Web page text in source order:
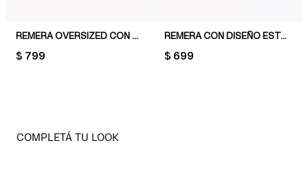
REMERA OVERSIZED CON DISEÑO ESTAMPADO
PRICE:
$ 799
REMERA CON DISEÑO ESTAMPADO
PRICE:
$ 699
COMPLETÁ TU LOOK